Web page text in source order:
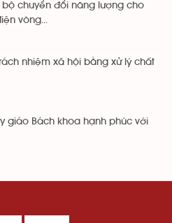
bộ chuyển đổi năng lượng cho
vòng...
nhiệm xã hội bằng xử lý chất
giáo Bách khoa hạnh phúc với